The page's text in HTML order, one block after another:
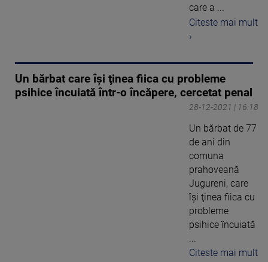
care a ...
Citeste mai mult
›
Un bărbat care îşi ţinea fiica cu probleme
psihice încuiată într-o încăpere, cercetat penal
28-12-2021 | 16:18
Un bărbat de 77
de ani din
comuna
prahoveană
Jugureni, care
îşi ţinea fiica cu
probleme
psihice încuiată
Citeste mai mult